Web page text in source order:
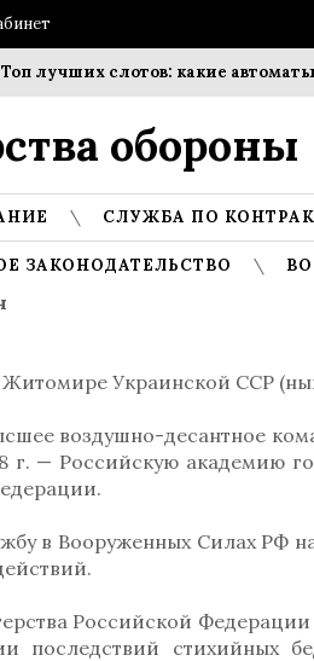
лучших слотов: какие автоматы
обороны
СЛУЖБА ПО
ЗАКОНОДАТЕЛЬСТВО
Житомире Украинской ССР
воздушно-десантное
г. — Российскую академию
в Вооруженных Силах РФ
Российской
последствий стихийных